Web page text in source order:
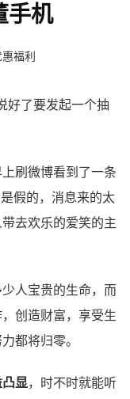
手机
惠福利
好了要发起一个抽
刷微博看到了一条
假的，消息来的太
去欢乐的爱笑的主
人宝贵的生命，而
创造财富，享受生
都将归零。
显，时不时就能听